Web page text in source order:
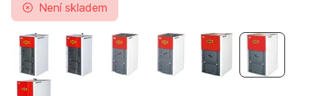
Není skladem
ROJEK KTP 30 - Kotel na tuhá paliva
ROJEK KTP 20 - Kotel na tuhá paliva
ROJEK KTP 25 - Kotel na tuhá paliva
ROJEK KTP 30 - Kotel na
ROJEK KTP 40 -
ROJEK